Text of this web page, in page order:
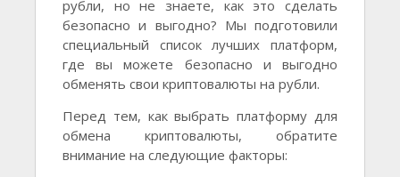
рубли, но не знаете, как это сделать
безопасно и выгодно? Мы подготовили
специальный список лучших платформ,
где вы можете безопасно и выгодно
обменять свои криптовалюты на рубли.
Перед тем, как выбрать платформу для
обмена криптовалюты, обратите
внимание на следующие факторы: